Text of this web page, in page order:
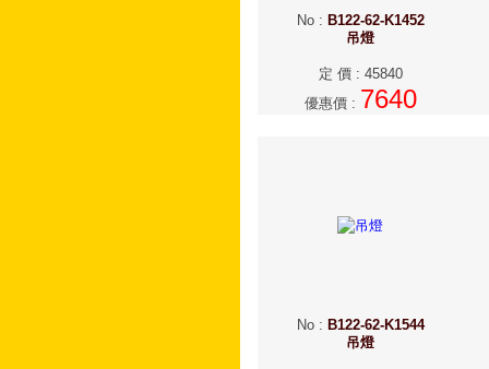
No: B122-62-K1452
吊燈
定 價: 45840
優惠價: 7640
No: B122-62-K1544
吊燈